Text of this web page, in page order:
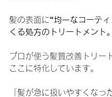
髪の表面に“均一なコーテ
くる処方のトリートメント。
プロが使う髪質改善トリー
ここに特化しています。
「髪が急に扱いやすくなっ